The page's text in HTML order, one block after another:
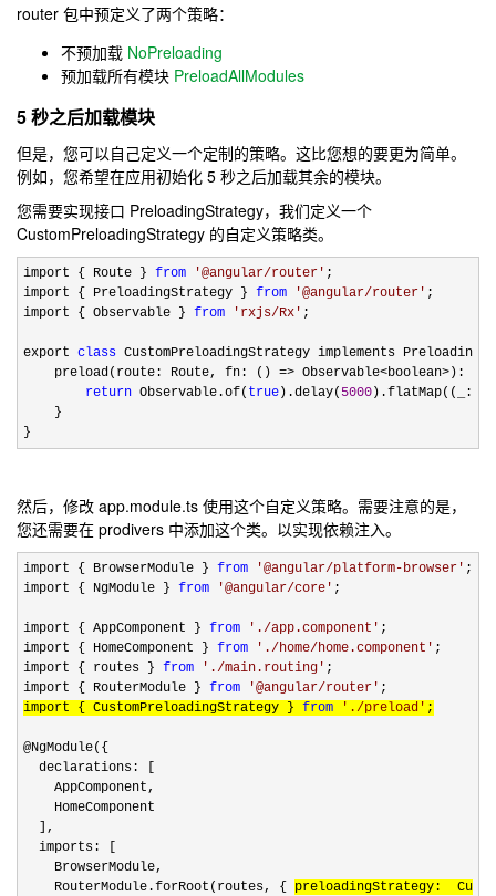
router 包中预定义了两个策略：
不预加载 NoPreloading
预加载所有模块 PreloadAllModules
5 秒之后加载模块
但是，您可以自己定义一个定制的策略。这比您想的要更为简单。
例如，您希望在应用初始化 5 秒之后加载其余的模块。
您需要实现接口 PreloadingStrategy，我们定义一个
CustomPreloadingStrategy 的自定义策略类。
import { Route } from '@angular/router ' ;
import { PreloadingStrategy } from '@angular/router ' ;
import { Observable } from ' rxjs/Rx ' ;
export class CustomPreloadingStrategy implements
    preload(route: Route, fn: ()
=> Observable<boolean>):
return Observable.of( true).delay( 5000).flatMap((_:
    }
}
然后，修改 app.module.ts 使用这个自定义策略。需要注意的是，
您还需要在 prodivers 中添加这个类。以实现依赖注入。
import { BrowserModule } from '@angular/platform-browser ' ;
import { NgModule } from '@angular/core ' ;
import { AppComponent } from ' ./app.component ' ;
import { HomeComponent } from ' ./home/home.component ' ;
import { routes } from ' ./main.routing ' ;
import { RouterModule } from '@angular/router '
import { CustomPreloadingStrategy } from ' ./preload ' ;
@NgModule({
  declarations: [
    AppComponent,
    HomeComponent
  ],
  imports: [
    BrowserModule,
    RouterModule.forRoot(routes, {
preloadingStrategy: